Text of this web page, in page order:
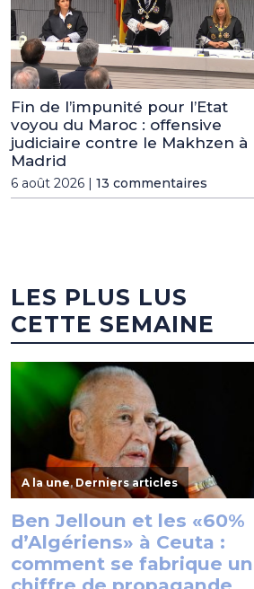
Fin de l’impunité pour l’Etat
voyou du Maroc : offensive
judiciaire contre le Makhzen à
Madrid
6 août 2026 | 13 commentaires
LES PLUS LUS
CETTE SEMAINE